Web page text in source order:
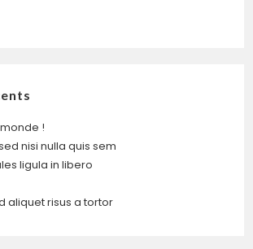
!
nisi nulla quis sem
ligula in libero
aliquet risus a tortor